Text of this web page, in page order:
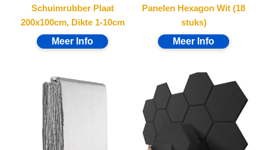
Schuimrubber Plaat
200x100cm, Dikte 1-10cm
Panelen Hexagon Wit (18
stuks)